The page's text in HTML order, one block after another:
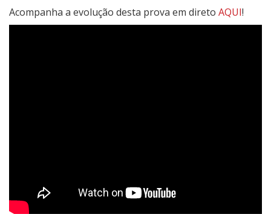
Acompanha a evolução desta prova em direto AQUI!